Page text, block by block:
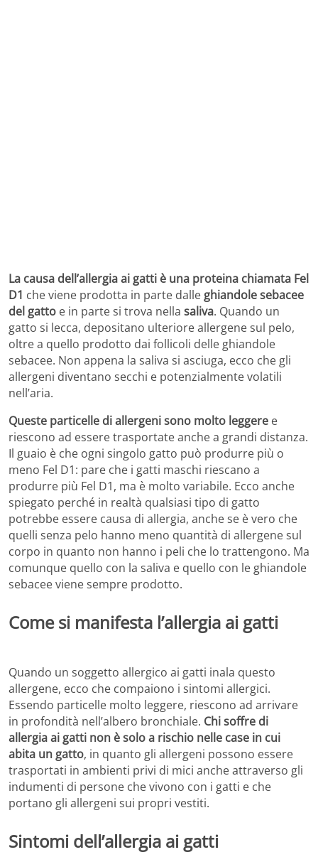
La causa dell’allergia ai gatti è una proteina chiamata Fel
D1 che viene prodotta in parte dalle ghiandole sebacee
del gatto e in parte si trova nella saliva. Quando un
gatto si lecca, depositano ulteriore allergene sul pelo,
oltre a quello prodotto dai follicoli delle ghiandole
sebacee. Non appena la saliva si asciuga, ecco che gli
allergeni diventano secchi e potenzialmente volatili
nell’aria.
Queste particelle di allergeni sono molto leggere e
riescono ad essere trasportate anche a grandi distanza.
Il guaio è che ogni singolo gatto può produrre più o
meno Fel D1: pare che i gatti maschi riescano a
produrre più Fel D1, ma è molto variabile. Ecco anche
spiegato perché in realtà qualsiasi tipo di gatto
potrebbe essere causa di allergia, anche se è vero che
quelli senza pelo hanno meno quantità di allergene sul
corpo in quanto non hanno i peli che lo trattengono. Ma
comunque quello con la saliva e quello con le ghiandole
sebacee viene sempre prodotto.
Come si manifesta l’allergia ai gatti
Quando un soggetto allergico ai gatti inala questo
allergene, ecco che compaiono i sintomi allergici.
Essendo particelle molto leggere, riescono ad arrivare
in profondità nell’albero bronchiale. Chi soffre di
allergia ai gatti non è solo a rischio nelle case in cui
abita un gatto, in quanto gli allergeni possono essere
trasportati in ambienti privi di mici anche attraverso gli
indumenti di persone che vivono con i gatti e che
portano gli allergeni sui propri vestiti.
Sintomi dell’allergia ai gatti